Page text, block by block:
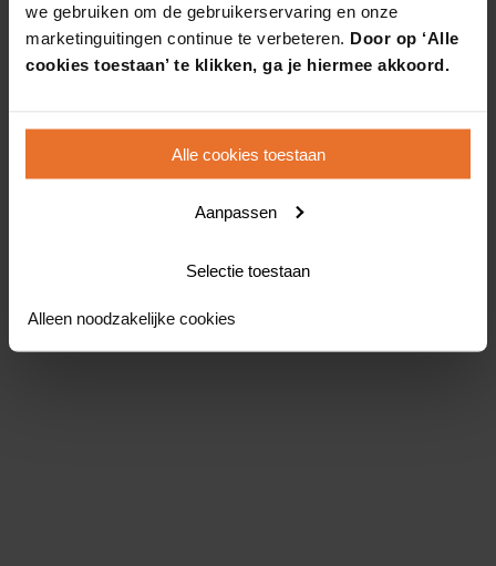
we gebruiken om de gebruikerservaring en onze
marketinguitingen continue te verbeteren. Door op ‘Alle
cookies toestaan’ te klikken, ga je hiermee akkoord.
Alle cookies toestaan
Aanpassen
Selectie toestaan
Alleen noodzakelijke cookies